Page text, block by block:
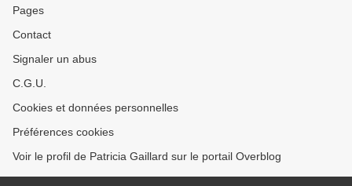
Pages
Contact
Signaler un abus
C.G.U.
Cookies et données personnelles
Préférences cookies
Voir le profil de Patricia Gaillard sur le portail Overblog